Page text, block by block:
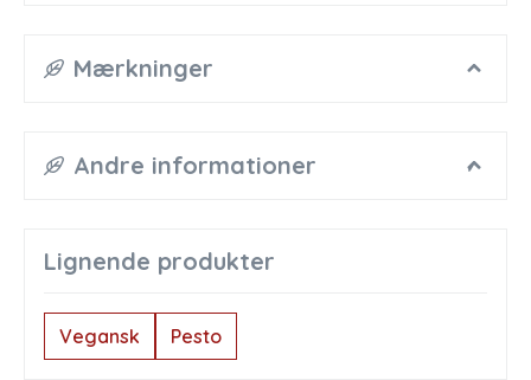
Mærkninger
Andre informationer
Lignende produkter
Vegansk Pesto